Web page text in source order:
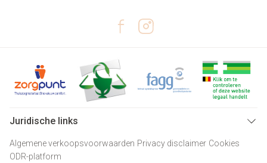
Juridische links
Algemene verkoopsvoorwaarden Privacy disclaimer Cookies
ODR-platform